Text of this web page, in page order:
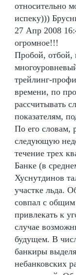
относительно
испеку)))
27 Апр 2008
огромное!!!
Пробой, отбой,
трейлинг-
времени, по
рассчитывать
показателям,
По его словам,
следующую
течение трех
Банке (в
Хуснутдинов
участке льда.
совпал с
привлекать к
случае
будущем. В
банкиры
небанковских